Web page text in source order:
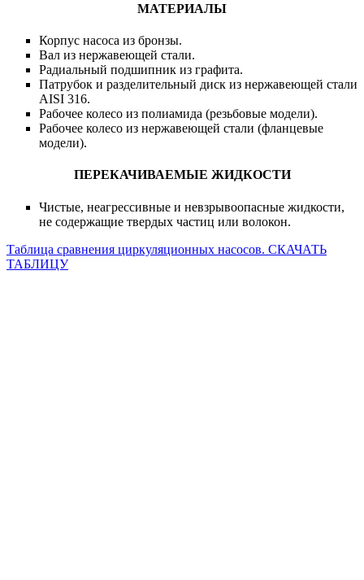
МАТЕРИАЛЫ
Корпус насоса из бронзы.
Вал из нержавеющей стали.
Радиальный подшипник из графита.
Патрубок и разделительный диск из нержавеющей стали
AISI 316.
Рабочее колесо из полиамида (резьбовые модели).
Рабочее колесо из нержавеющей стали (фланцевые
модели).
ПЕРЕКАЧИВАЕМЫЕ ЖИДКОСТИ
Чистые, неагрессивные и невзрывоопасные жидкости,
не содержащие твердых частиц или волокон.
Таблица сравнения циркуляционных насосов. СКАЧАТЬ
ТАБЛИЦУ